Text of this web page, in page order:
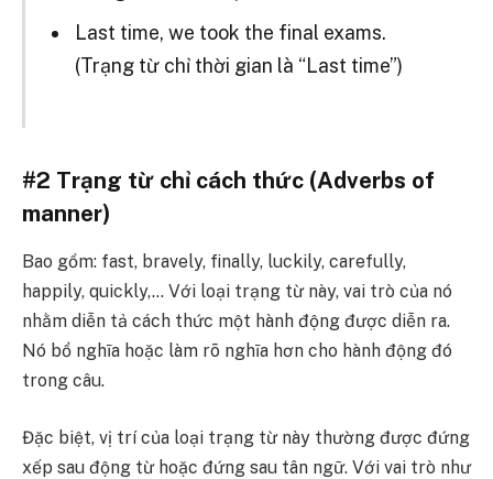
Last time, we took the final exams.
(Trạng từ chỉ thời gian là “Last time”)
#2 Trạng từ chỉ cách thức (Adverbs of
manner)
Bao gồm: fast, bravely, finally, luckily, carefully,
happily, quickly,… Với loại trạng từ này, vai trò của nó
nhằm diễn tả cách thức một hành động được diễn ra.
Nó bổ nghĩa hoặc làm rõ nghĩa hơn cho hành động đó
trong câu.
Đặc biệt, vị trí của loại trạng từ này thường được đứng
xếp sau động từ hoặc đứng sau tân ngữ. Với vai trò như